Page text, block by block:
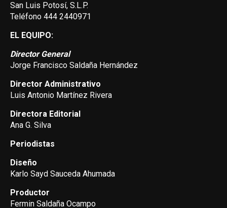
San Luis Potosí, S.L.P.
Teléfono 444 2440971
EL EQUIPO:
Director General
Jorge Francisco Saldaña Hernández
Director Administrativo
Luis Antonio Martínez Rivera
Directora Editorial
Ana G. Silva
Periodistas
Diseño
Karlo Sayd Sauceda Ahumada
Productor
Fermin Saldaña Ocampo